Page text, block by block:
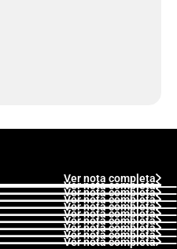
Ver nota completa
Ver nota completa
Ver nota completa
Ver nota completa
Ver nota completa
Ver nota completa
Ver nota completa
Ver nota completa
Ver nota completa
Ver nota completa